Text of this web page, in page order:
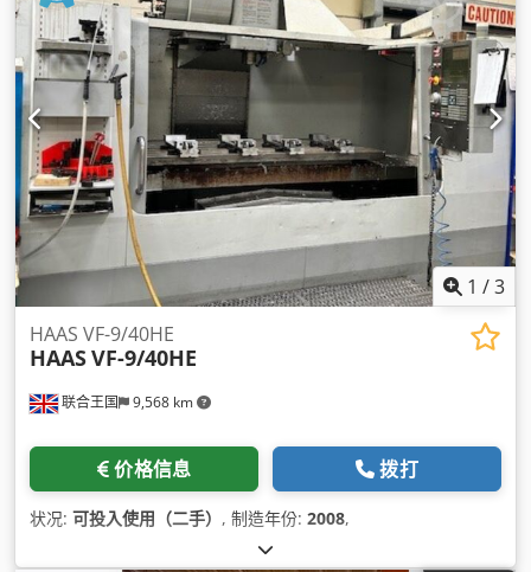
1 /3
联合王国 9,568 km
HAAS VF-9/40HE
HAASVF-9/40HE
价格信息 拨打
状况: 可投入使用（二手） , 制造年份: 2008,